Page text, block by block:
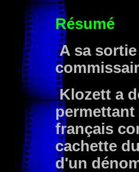
Résumé
A sa
Klozett a
permettant
français
cachette
d'un